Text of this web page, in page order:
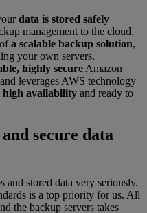
data is stored safely
management to the cloud,
a scalable backup solution,
your own servers.
highly secure Amazon
leverages AWS technology
high availability and ready to
secure data
and stored data very seriously.
is a top priority for us. All
the backup servers takes